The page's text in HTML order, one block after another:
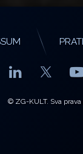
LinkedIn
© ZG-KULT. Sva prava